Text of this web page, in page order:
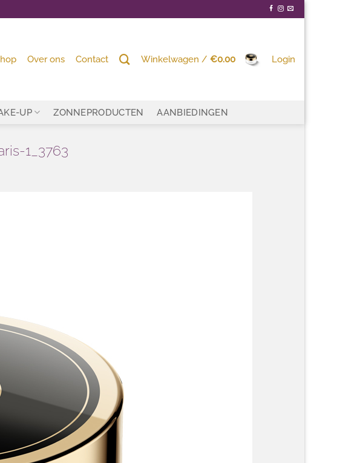
Over ons Contact Winkelwagen / €0.00 Login
UP ZONNEPRODUCTEN AANBIEDINGEN
1_3763